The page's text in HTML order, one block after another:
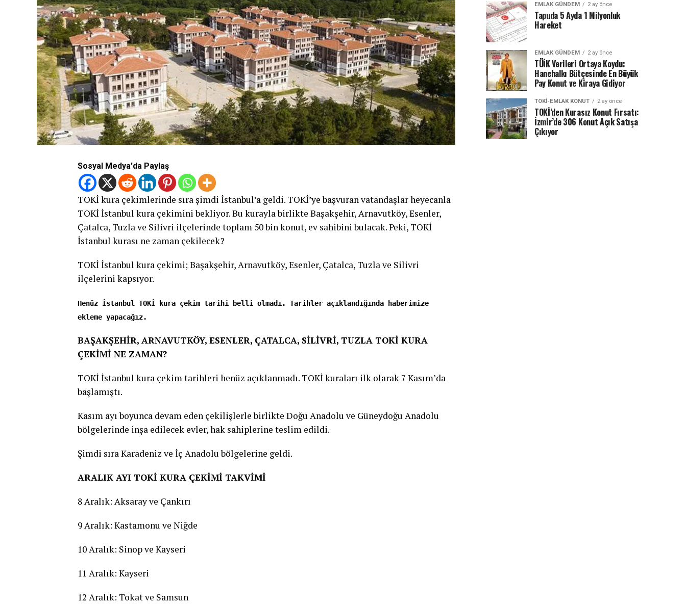
Sosyal Medya'da Paylaş
TOKİ kura çekimlerinde sıra şimdi İstanbul’a geldi. TOKİ’ye başvuran vatandaşlar heyecanla
TOKİ İstanbul kura çekimini bekliyor. Bu kurayla birlikte Başakşehir, Arnavutköy, Esenler,
Çatalca, Tuzla ve Silivri ilçelerinde toplam 50 bin konut, ev sahibini bulacak. Peki, TOKİ
İstanbul kurası ne zaman çekilecek?
TOKİ İstanbul kura çekimi; Başakşehir, Arnavutköy, Esenler, Çatalca, Tuzla ve Silivri
ilçelerini kapsıyor.
Henüz İstanbul TOKİ kura çekim tarihi belli olmadı. Tarihler açıklandığında haberimize
ekleme yapacağız.
BAŞAKŞEHİR, ARNAVUTKÖY, ESENLER, ÇATALCA, SİLİVRİ, TUZLA TOKİ KURA
ÇEKİMİ NE ZAMAN?
TOKİ İstanbul kura çekim tarihleri henüz açıklanmadı. TOKİ kuraları ilk olarak 7 Kasım’da
başlamıştı.
Kasım ayı boyunca devam eden çekilişlerle birlikte Doğu Anadolu ve Güneydoğu Anadolu
bölgelerinde inşa edilecek evler, hak sahiplerine teslim edildi.
Şimdi sıra Karadeniz ve İç Anadolu bölgelerine geldi.
ARALIK AYI TOKİ KURA ÇEKİMİ TAKVİMİ
8 Aralık: Aksaray ve Çankırı
9 Aralık: Kastamonu ve Niğde
10 Aralık: Sinop ve Kayseri
11 Aralık: Kayseri
12 Aralık: Tokat ve Samsun
EMLAK GÜNDEM 2 ay önce
Tapuda 5 Ayda 1 Milyonluk
Hareket
EMLAK GÜNDEM 2 ay önce
TÜİK Verileri Ortaya Koydu:
Hanehalkı Bütçesinde En Büyük
Pay Konut ve Kiraya Gidiyor
TOKI-EMLAK KONUT 2 ay önce
TOKİ’den Kurasız Konut Fırsatı:
İzmir’de 306 Konut Açık Satışa
Çıkıyor